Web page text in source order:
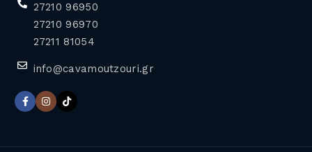
27210 96950
27210 96970
27211 81054
info@cavamoutzouri.gr